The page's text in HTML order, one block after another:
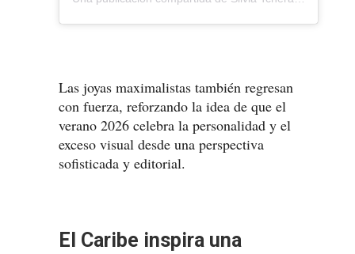
Las joyas maximalistas también regresan
con fuerza, reforzando la idea de que el
verano 2026 celebra la personalidad y el
exceso visual desde una perspectiva
sofisticada y editorial.
El Caribe inspira una